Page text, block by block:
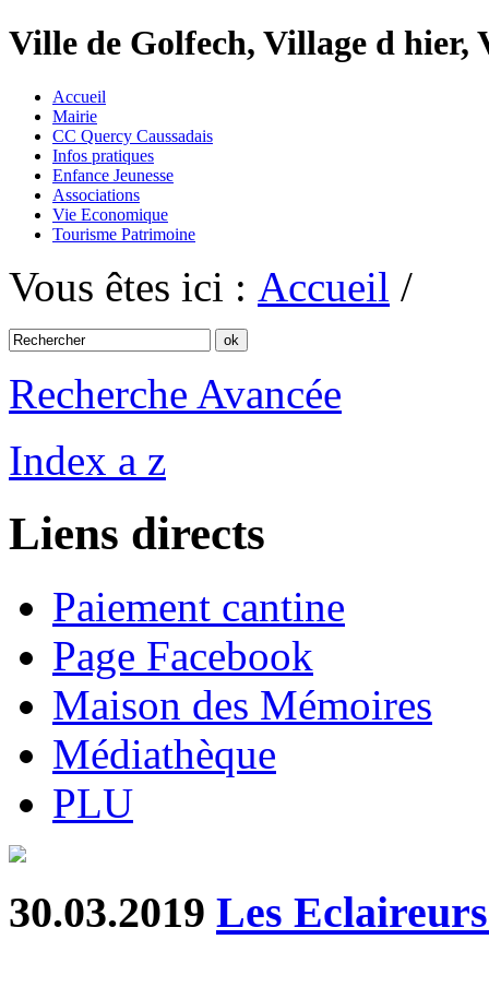
Ville de Golfech, Village d
Accueil
Mairie
CC Quercy Caussadais
Infos pratiques
Enfance Jeunesse
Associations
Vie Economique
Tourisme Patrimoine
Vous êtes ici : Accueil /
Recherche Avancée
Index a z
Liens directs
Paiement cantine
Page Facebook
Maison des Mémoires
Médiathèque
PLU
30.03.2019 Les